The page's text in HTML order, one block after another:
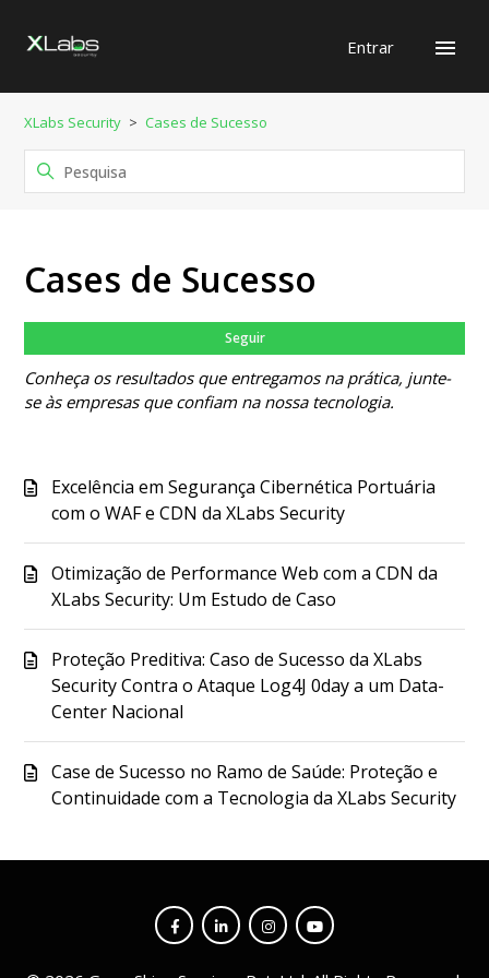
Entrar
XLabs Security Cases de Sucesso
Cases de Sucesso
Seguir
Conheça os resultados que entregamos na prática, junte-
se às empresas que confiam na nossa tecnologia.
Excelência em Segurança Cibernética Portuária
com o WAF e CDN da XLabs Security
Otimização de Performance Web com a CDN da
XLabs Security: Um Estudo de Caso
Proteção Preditiva: Caso de Sucesso da XLabs
Security Contra o Ataque Log4J 0day a um Data-
Center Nacional
Case de Sucesso no Ramo de Saúde: Proteção e
Continuidade com a Tecnologia da XLabs Security